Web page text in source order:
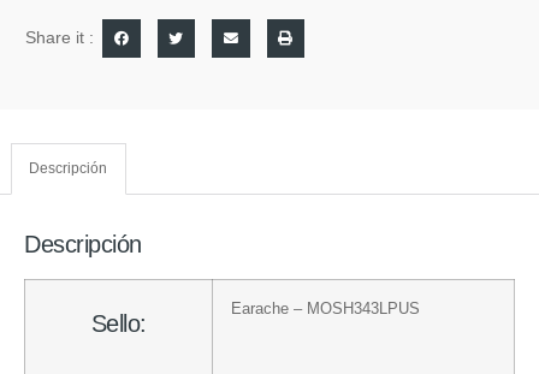
Share it :
Descripción
Descripción
Sello:
Earache – MOSH343LPUS